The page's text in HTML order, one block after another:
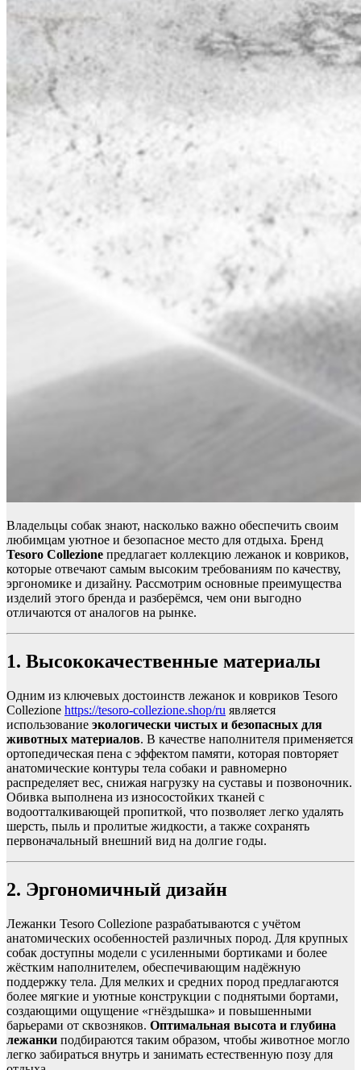
Владельцы собак знают, насколько важно обеспечить своим
любимцам уютное и безопасное место для отдыха. Бренд
Tesoro Collezione предлагает коллекцию лежанок и ковриков,
которые отвечают самым высоким требованиям по качеству,
эргономике и дизайну. Рассмотрим основные преимущества
изделий этого бренда и разберёмся, чем они выгодно
отличаются от аналогов на рынке.
1. Высококачественные материалы
Одним из ключевых достоинств лежанок и ковриков Tesoro
Collezione https://tesoro-collezione.shop/ru является
использование экологически чистых и безопасных для
животных материалов. В качестве наполнителя применяется
ортопедическая пена с эффектом памяти, которая повторяет
анатомические контуры тела собаки и равномерно
распределяет вес, снижая нагрузку на суставы и позвоночник.
Обивка выполнена из износостойких тканей с
водоотталкивающей пропиткой, что позволяет легко удалять
шерсть, пыль и пролитые жидкости, а также сохранять
первоначальный внешний вид на долгие годы.
2. Эргономичный дизайн
Лежанки Tesoro Collezione разрабатываются с учётом
анатомических особенностей различных пород. Для крупных
собак доступны модели с усиленными бортиками и более
жёстким наполнителем, обеспечивающим надёжную
поддержку тела. Для мелких и средних пород предлагаются
более мягкие и уютные конструкции с поднятыми бортами,
создающими ощущение «гнёздышка» и повышенными
барьерами от сквозняков. Оптимальная высота и глубина
лежанки подбираются таким образом, чтобы животное могло
легко забираться внутрь и занимать естественную позу для